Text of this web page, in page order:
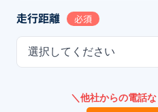
走行距離 必須
選択してください
＼他社からの電話